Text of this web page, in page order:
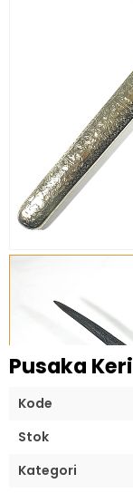
Pusaka
Kode
Stok
Kategori